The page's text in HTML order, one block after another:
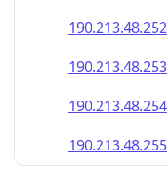
190.213.48.252
190.213.48.253
190.213.48.254
190.213.48.255